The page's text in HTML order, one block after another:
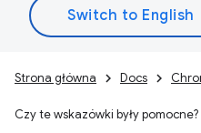
Strona główna Docs
Czy te wskazówki były pomocne?